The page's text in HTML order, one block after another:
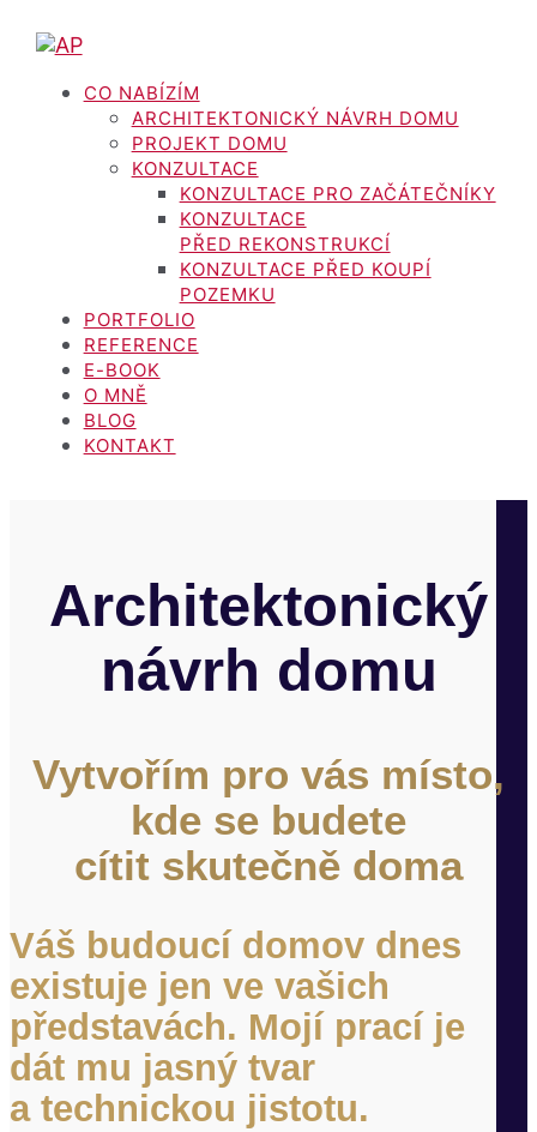
CO NABÍZÍM
ARCHITEKTONICKÝ NÁVRH DOMU
PROJEKT DOMU
KONZULTACE
KONZULTACE PRO ZAČÁTEČNÍKY
KONZULTACE
PŘED REKONSTRUKCÍ
KONZULTACE PŘED KOUPÍ
POZEMKU
PORTFOLIO
REFERENCE
E-BOOK
O MNĚ
BLOG
KONTAKT
Architektonický
návrh domu
Vytvořím pro vás místo,
kde se budete
cítit skutečně doma
Váš budoucí domov dnes
existuje jen ve vašich
představách. Mojí prací je
dát mu jasný tvar
a technickou jistotu.